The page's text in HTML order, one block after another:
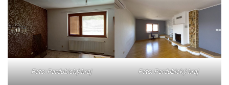
Foto: Pardubický kraj Foto: Pardubický kraj